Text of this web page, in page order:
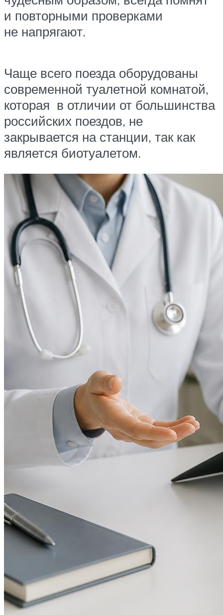
и повторными проверками
не напрягают.
Чаще всего поезда оборудованы
современной туалетной комнатой,
которая в отличии от большинства
российских поездов, не
закрывается на станции, так как
является биотуалетом.